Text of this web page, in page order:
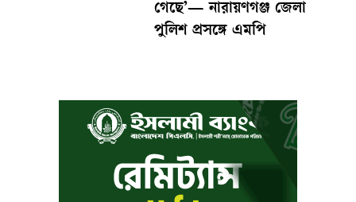
গেছে’— নারায়ণগঞ্জ জেলা
পুলিশ প্রসঙ্গে এমপি